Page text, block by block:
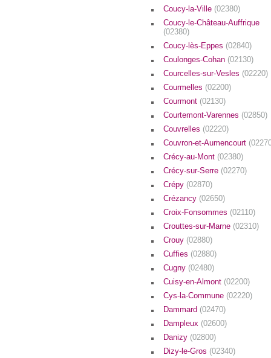
Coucy-la-Ville (02380)
Coucy-le-Château-Auffrique
(02380)
Coucy-lès-Eppes (02840)
Coulonges-Cohan (02130)
Courcelles-sur-Vesles (02220)
Courmelles (02200)
Courmont (02130)
Courtemont-Varennes (02850)
Couvrelles (02220)
Couvron-et-Aumencourt
Crécy-au-Mont (02380)
Crécy-sur-Serre (02270)
Crépy (02870)
Crézancy (02650)
Croix-Fonsommes (02110)
Crouttes-sur-Marne (02310)
Crouy (02880)
Cuffies (02880)
Cugny (02480)
Cuisy-en-Almont (02200)
Cys-la-Commune (02220)
Dammard (02470)
Dampleux (02600)
Danizy (02800)
Dizy-le-Gros (02340)